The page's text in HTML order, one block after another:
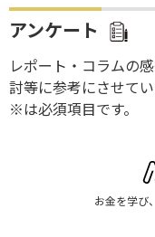
アンケート
レポート・コラムの
討等に参考にさせてい
※は必須項目です。
お金を学び